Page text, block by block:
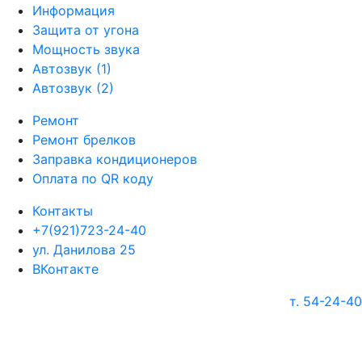
Информация
Защита от угона
Мощность звука
Автозвук (1)
Автозвук (2)
Ремонт
Ремонт брелков
Заправка кондиционеров
Оплата по QR коду
Контакты
+7(921)723-24-40
ул. Данилова 25
ВКонтакте
т. 54-24-40